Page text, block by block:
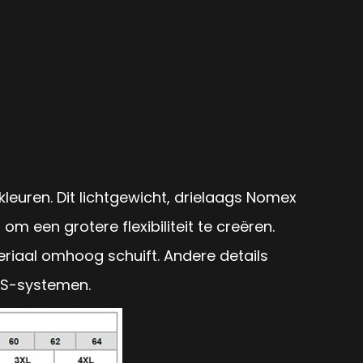
Dit lichtgewicht, drielaags Nomex
een grotere flexibiliteit te creëren.
omhoog schuift. Andere details
systemen.